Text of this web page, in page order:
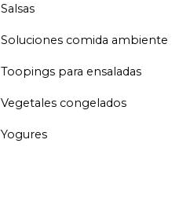
Salsas
Soluciones comida ambiente
Toopings para ensaladas
Vegetales congelados
Yogures